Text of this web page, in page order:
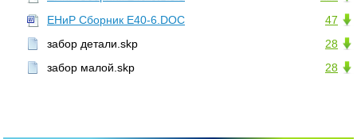
47
ЕНиР Сборник Е40-6.DOC
28
забор детали.skp
28
забор малой.skp